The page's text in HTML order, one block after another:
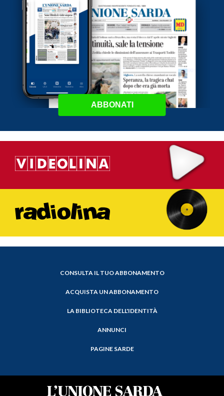
ABBONATI
CONSULTA IL TUO ABBONAMENTO
ACQUISTA UN ABBONAMENTO
LA BIBLIOTECA DELL'IDENTITÀ
ANNUNCI
PAGINE SARDE